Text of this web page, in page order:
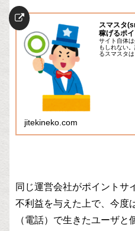
スマスタ
稼げるポ
サイト自体
もしれない
るスマスタ
jitekineko.com
同じ運営会社がポイントサ
不利益を与えた上で、今度
（電話）で生きたユーザ